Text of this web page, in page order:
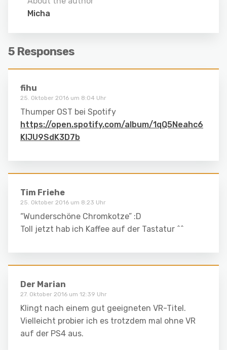
Micha
5 Responses
fihu
25. Oktober 2016 um 8:04 Uhr
Thumper OST bei Spotify
https://open.spotify.com/album/1qQ5Neahc6
KlJU9SdK3D7b
Tim Friehe
25. Oktober 2016 um 8:23 Uhr
“Wunderschöne Chromkotze” :D
Toll jetzt hab ich Kaffee auf der Tastatur ^^
Der Marian
27. Oktober 2016 um 12:39 Uhr
Klingt nach einem gut geeigneten VR-Titel.
Vielleicht probier ich es trotzdem mal ohne VR
auf der PS4 aus.